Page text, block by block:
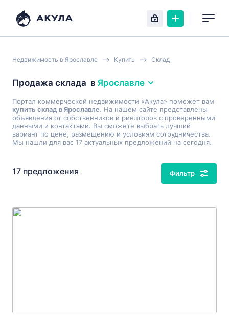
Недвижимость в Ярославле Купить Склад
Продажа склада в Ярославле
Портал коммерческой недвижимости «Акула» поможет вам
купить склад в Ярославле. На нашем сайте представлены
объявления от собственников и риелторов с проверенными
данными и контактами. Вы сможете выбрать лучший
вариант по цене, размещению и условиям сотрудничества.
Мы нашли для вас 17 актуальных предложений на сегодня.
17 предложения Фильтр